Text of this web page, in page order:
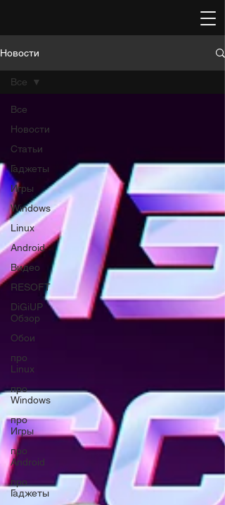
Новости
Все
Новости
Статьи
Гаджеты
Игры
Windows
Linux
Android
Видео
RESOFT
DiGiUP
Обзор
Обои
про
Linux
про
Windows
про
Игры
про
Android
про
Гаджеты
Все